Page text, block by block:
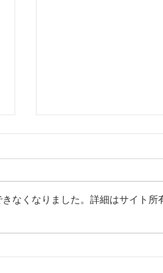
ヘアケア商品のブラ
なくなりました。詳細はサイト所